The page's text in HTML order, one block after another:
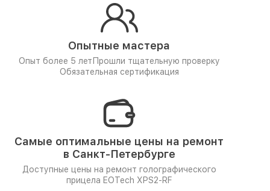
Опытные мастера
Опыт более 5 лет Прошли тщательную проверку
Обязательная сертификация
Самые оптимальные цены на ремонт
в Санкт-Петербурге
Доступные цены на ремонт голографического
прицела EOTech XPS2-RF